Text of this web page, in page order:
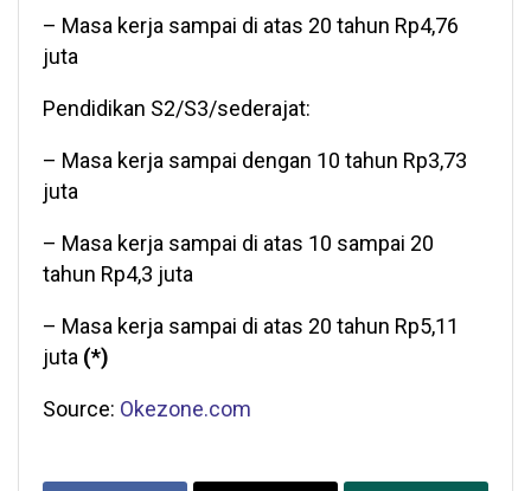
– Masa kerja sampai di atas 20 tahun Rp4,76
juta
Pendidikan S2/S3/sederajat:
– Masa kerja sampai dengan 10 tahun Rp3,73
juta
– Masa kerja sampai di atas 10 sampai 20
tahun Rp4,3 juta
– Masa kerja sampai di atas 20 tahun Rp5,11
juta (*)
Source: Okezone.com